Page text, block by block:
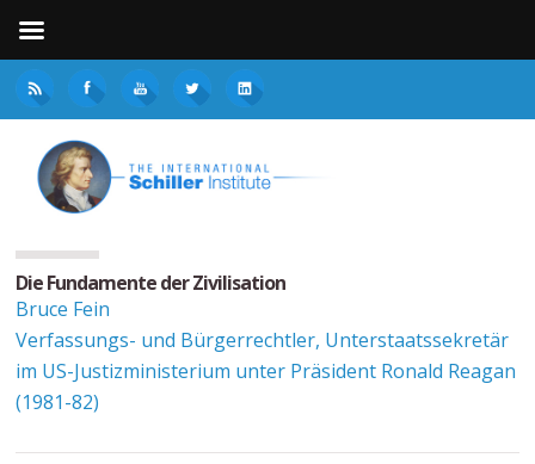
Die Fundamente der Zivilisation
Bruce Fein
Verfassungs- und Bürgerrechtler, Unterstaatssekretär
im US-Justizministerium unter Präsident Ronald Reagan
(1981-82)